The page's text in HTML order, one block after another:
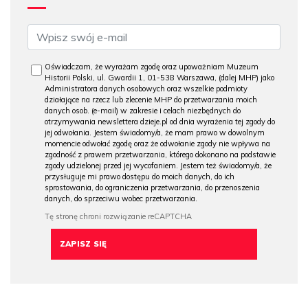
Oświadczam, że wyrażam zgodę oraz upoważniam Muzeum
Historii Polski, ul. Gwardii 1, 01-538 Warszawa, (dalej MHP) jako
Administratora danych osobowych oraz wszelkie podmioty
działające na rzecz lub zlecenie MHP do przetwarzania moich
danych osob. (e-mail) w zakresie i celach niezbędnych do
otrzymywania newslettera dzieje.pl od dnia wyrażenia tej zgody do
jej odwołania. Jestem świadomy/a, że mam prawo w dowolnym
momencie odwołać zgodę oraz że odwołanie zgody nie wpływa na
zgodność z prawem przetwarzania, którego dokonano na podstawie
zgody udzielonej przed jej wycofaniem. Jestem też świadomy/a, że
przysługuje mi prawo dostępu do moich danych, do ich
sprostowania, do ograniczenia przetwarzania, do przenoszenia
danych, do sprzeciwu wobec przetwarzania.